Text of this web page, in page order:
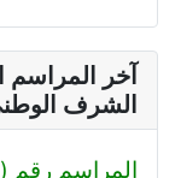
آخر
الشرف